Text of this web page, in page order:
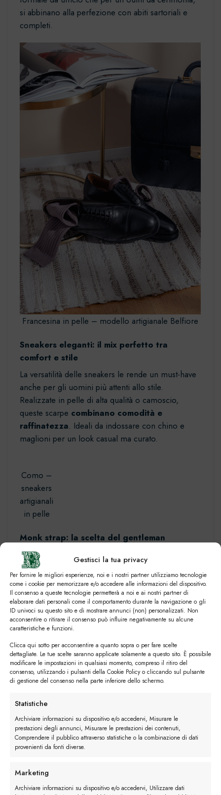
Gestisci la tua privacy
Per fornire le migliori esperienze, noi e i nostri partner utilizziamo tecnologie
come i cookie per memorizzare e/o accedere alle informazioni del dispositivo.
Il consenso a queste tecnologie permetterà a noi e ai nostri partner di
elaborare dati personali come il comportamento durante la navigazione o gli
ID univoci su questo sito e di mostrare annunci (non) personalizzati. Non
acconsentire o ritirare il consenso può influire negativamente su alcune
caratteristiche e funzioni.
Clicca qui sotto per acconsentire a quanto sopra o per fare scelte
dettagliate. Le tue scelte saranno applicate solamente a questo sito. È possibile
modificare le impostazioni in qualsiasi momento, compreso il ritiro del
consenso, utilizzando i pulsanti della Cookie Policy o cliccando sul pulsante
di gestione del consenso nella parte inferiore dello schermo.
Statistiche
Archiviare informazioni su dispositivo e/o accedervi, Misurare le
prestazioni degli annunci, Misurare le prestazioni dei contenuti,
Comprendere il pubblico attraverso statistiche o la combinazione di dati
provenienti da fonti diverse.
Marketing
Archiviare informazioni su dispositivo e/o accedervi, Utilizzare dati
si abbinano alla perfezione con abiti sartoriali e
completi.
Francesina in pelle – modello artigianale Belfiore
Sneakers eleganti: il mix perfetto tra
comfort e stile
La versatilità dellesneakers le rende un must-have
anche per gli uomini più attenti allo stile.
Realizzate in pelle di alta qualità o camoscio,
queste scarpe combinano comodità e
raffinatezza. Ideali da indossare con chino e
maglioni per un look casual ma curato.
Como –
sneakers
artigianali
in pelle
Monk strap: la scelta del gentleman
moderno
Lescarpe con fibbia
, chiamate anche monk strap,
sono tornate prepotentemente di moda,
diventando unpunto fermo per chi cerca di
distinguersi. Perfette in pelle liscia nera o
marrone, rappresentano l’equilibrio tra classicità e
modernità.